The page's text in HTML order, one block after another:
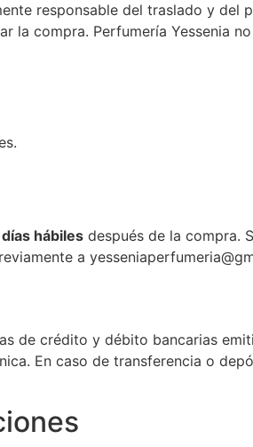
responsable del traslado y
la compra. Perfumería Yessenia
hábiles después de la compra.
a
de crédito y débito bancarias
En caso de transferencia o